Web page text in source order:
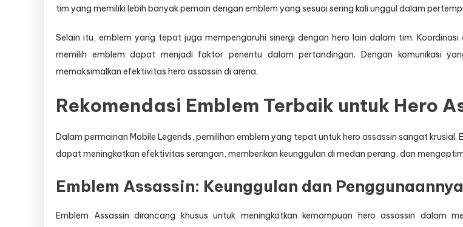
tim yang memiliki lebih banyak pemain dengan emblem yang sesuai sering kali unggul dalam
Selain itu, emblem yang tepat juga mempengaruhi sinergi dengan hero lain dalam tim.
memilih emblem dapat menjadi faktor penentu dalam pertandingan. Dengan komunikasi
memaksimalkan efektivitas hero assassin di arena.
Rekomendasi Emblem Terbaik untuk Hero
Dalam permainan Mobile Legends, pemilihan emblem yang tepat untuk hero assassin sangat krusial.
dapat meningkatkan efektivitas serangan, memberikan keunggulan di medan perang, dan
Emblem Assassin: Keunggulan dan Penggunaannya
Emblem Assassin dirancang khusus untuk meningkatkan kemampuan hero assassin dalam